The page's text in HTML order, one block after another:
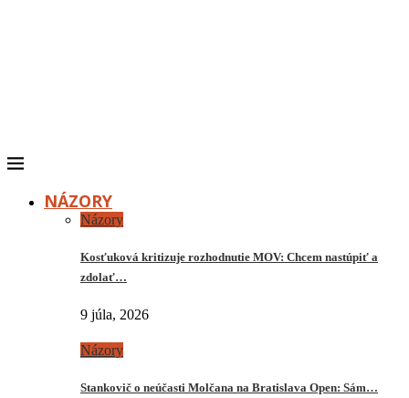
NÁZORY
Názory
Kosťuková kritizuje rozhodnutie MOV: Chcem nastúpiť a
zdolať…
9 júla, 2026
Názory
Stankovič o neúčasti Molčana na Bratislava Open: Sám…